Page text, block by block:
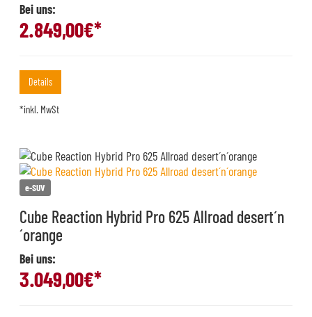
Bei uns:
2.849,00€*
Details
*inkl. MwSt
e-SUV
Cube Reaction Hybrid Pro 625 Allroad desert´n
´orange
Bei uns:
3.049,00€*